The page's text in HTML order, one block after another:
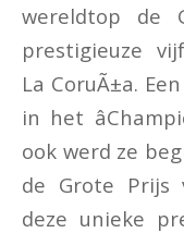
wereldtop de
prestigieuze
La CoruÃ±a.
in het
ook werd ze
de Grote Prijs
deze unieke